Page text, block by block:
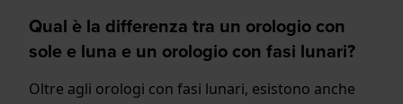
Qual è la differenza tra un orologio con
sole e luna e un orologio con fasi lunari?
Oltre agli orologi con fasi lunari, esistono anche